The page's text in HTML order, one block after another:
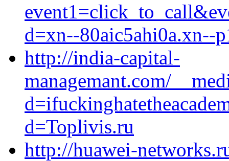
d=xn--80aic5ahi0a.xn--
http://india-capital-
managemant.com/
d=Toplivis.ru
http://huawei-